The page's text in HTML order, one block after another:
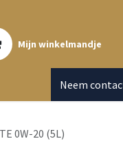
Mijn winkelmandje
Neem
0W-20 (5L)